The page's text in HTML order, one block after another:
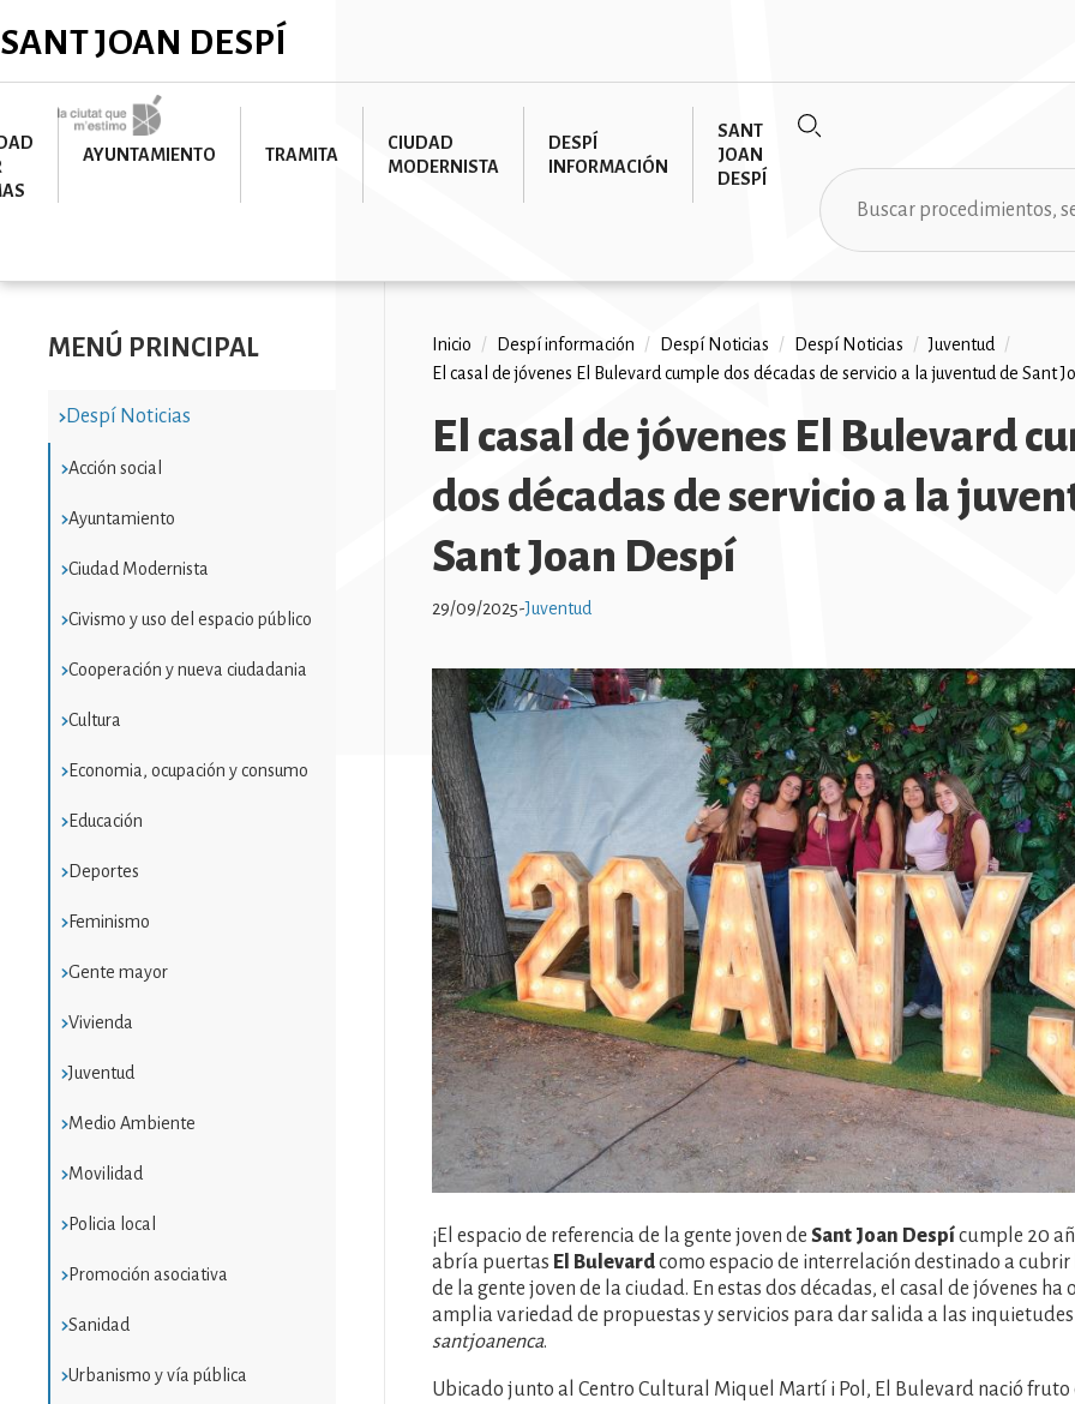
al
SANT JOAN DESPÍ
Imatge
AYUNTAMIENTO TRAMITA
CIUDAD
MODERNISTA
DESPÍ
INFORMACIÓN
SANT
JOAN
DESPÍ
Buscar
MENÚ PRINCIPAL
Despí Noticias
Acción social
Ayuntamiento
Ciudad Modernista
Civismo y uso del espacio público
Cooperación y nueva ciudadania
Cultura
Economia, ocupación y consumo
Educación
Deportes
Feminismo
Gente mayor
Vivienda
Juventud
Medio Ambiente
Movilidad
Policia local
Promoción asociativa
Sanidad
Urbanismo y vía pública
Ruta
de
navegación
Inicio / Despí información / Despí Noticias / Despí Noticias / Juventud
/
El casal de jóvenes El Bulevard cumple dos décadas de servicio a la juventud de Sant
El casal de jóvenes El Bulevard
dos décadas de servicio a la
Sant Joan Despí
29/09/2025-Juventud
Imatge
¡El espacio de referencia de la gente joven de Sant Joan Despí cumple 20
abría puertas El Bulevardcomo espacio de interrelación destinado a cubrir
de la gente joven de la ciudad. En estas dos décadas, el casal de jóvenes ha
amplia variedad de propuestas y servicios para dar salida a las
santjoanenca.
Ubicado junto al Centro Cultural Miquel Martí i Pol, El Bulevard nació